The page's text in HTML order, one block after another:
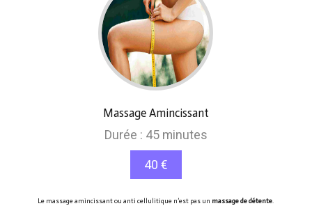
Massage Amincissant
Durée : 45 minutes
40 €
Le massage amincissant ou anti cellulitique n’est pas un massage de détente.